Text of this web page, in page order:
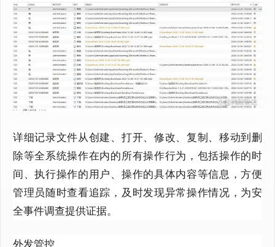
详细记录文件从创建、打开、修改、复制、移动到删
除等全系统操作在内的所有操作行为，包括操作的时
间、执行操作的用户、操作的具体内容等信息，方便
管理员随时查看追踪，及时发现异常操作情况，为安
全事件调查提供证据。
外发管控